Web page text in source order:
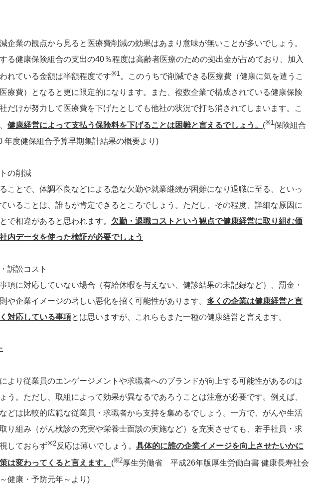
企業の観点から見ると医療費削減の効果はあまり意味が無いことが多いでしょう。
る健康保険組合の支出の40％程度は高齢者医療のための拠出金が占めており、加入
れている金額は半額程度です※1 。このうちで削減できる医療費（健康に気を遣うこ
療費）となると更に限定的になります。また、複数企業で構成されている健康保険
だけが努力して医療費を下げたとしても他社の状況で打ち消されてしまいます。こ
健康経営によって支払う保険料を下げることは困難と言えるでしょう。 (※1 保険組合
度健保組合予算早期集計結果の概要より)
の削減
ことで、体調不良などによる急な欠勤や就業継続が困難になり退職に至る、といっ
いることは、誰もが肯定できるところでしょう。ただし、その程度、詳細な原因に
で相違があると思われます。 欠勤・退職コストという観点で健康経営に取り組む価
内データを使った検証が必要でしょう
訴訟コスト
項に対応していない場合（有給休暇を与えない、健診結果の未記録など）、罰金・
や企業イメージの著しい悪化を招く可能性があります。 多くの企業は健康経営と言
対応している事項とは思いますが、これらもまた一種の健康経営と言えます。
より従業員のエンゲージメントや求職者へのブランドが向上する可能性があるのは
う。ただし、取組によって効果が異なるであろうことは注意が必要です。例えば、
どは比較的広範な従業員・求職者から支持を集めるでしょう。一方で、がんや生活
り組み（がん検診の充実や栄養士面談の実施など）を充実させても、若手社員・求
しておらず※2反応は薄いでしょう。 具体的に誰の企業イメージを向上させたいかに
は変わってくると言えます。 (※2厚生労働省 平成26年版厚生労働白書 健康長寿社会
健康・予防元年～より)